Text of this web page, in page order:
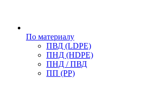
По материалу
ПВД (LDPE)
ПНД (HDPE)
ПНД / ПВД
ПП (PP)